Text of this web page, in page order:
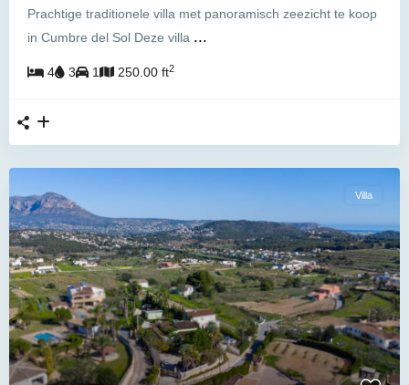
Prachtige traditionele villa met panoramisch zeezicht te koop
in Cumbre del Sol Deze villa ...
4 3 1 250.00 ft2
Villa